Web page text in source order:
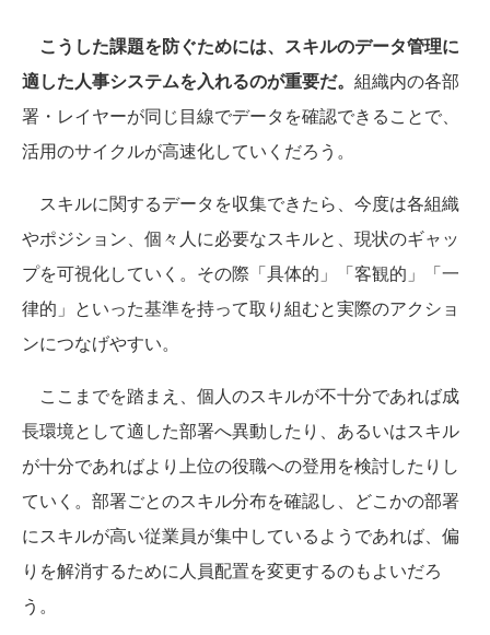
こうした課題を防ぐためには、スキルのデータ管理に
適した人事システムを入れるのが重要だ。 組織内の各部
署・レイヤーが同じ目線でデータを確認できることで、
活用のサイクルが高速化していくだろう。
スキルに関するデータを収集できたら、今度は各組織
やポジション、個々人に必要なスキルと、現状のギャッ
プを可視化していく。その際「具体的」「客観的」「一
律的」といった基準を持って取り組むと実際のアクショ
ンにつなげやすい。
ここまでを踏まえ、個人のスキルが不十分であれば成
長環境として適した部署へ異動したり、あるいはスキル
が十分であればより上位の役職への登用を検討したりし
ていく。部署ごとのスキル分布を確認し、どこかの部署
にスキルが高い従業員が集中しているようであれば、偏
りを解消するために人員配置を変更するのもよいだろ
う。